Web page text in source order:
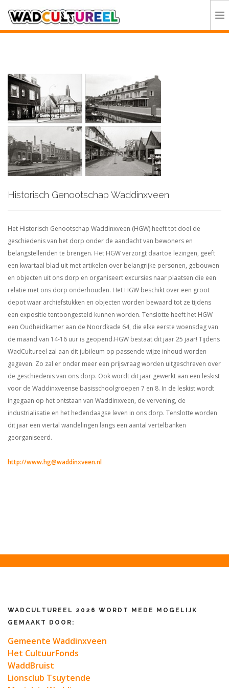
DEELNEMERS
DOE MEE
CONTACT
ORGANISATIE
Historisch Genootschap Waddinxveen
Het Historisch Genootschap Waddinxveen (HGW) heeft tot doel de
geschiedenis van het dorp onder de aandacht van bewoners en
belangstellenden te brengen. Het HGW verzorgt daartoe lezingen, geeft
een kwartaal blad uit met artikelen over belangrijke personen, gebouwen
en objecten uit ons dorp en organiseert excursies naar plaatsen die een
relatie met ons dorp onderhouden. Het HGW beschikt over een groot
depot waar archiefstukken en objecten worden bewaard tot ze tijdens
een expositie tentoongesteld kunnen worden. Tenslotte heeft het HGW
een Oudheidkamer aan de Noordkade 64, die elke eerste woensdag van
de maand van 14-16 uur is geopend.HGW bestaat dit jaar 25 jaar! Tijdens
WadCultureel zal aan dit jubileum op passende wijze inhoud worden
gegeven. Zo zal er onder meer een prijsvraag worden uitgeschreven over
de geschiedenis van ons dorp. Ook wordt dit jaar gewerkt aan een leskist
voor de Waddinxveense basisschoolgroepen 7 en 8. In de leskist wordt
ingegaan op het ontstaan van Waddinxveen, de vervening, de
industrialisatie en het hedendaagse leven in ons dorp. Tenslotte worden
dit jaar een viertal wandelingen langs een aantal vertelbanken
georganiseerd.
http://www.hg@waddinxveen.nl
WADCULTUREEL 2026 WORDT MEDE MOGELIJK
GEMAAKT DOOR:
Gemeente Waddinxveen
Het CultuurFonds
WaddBruist
Lionsclub Tsuytende